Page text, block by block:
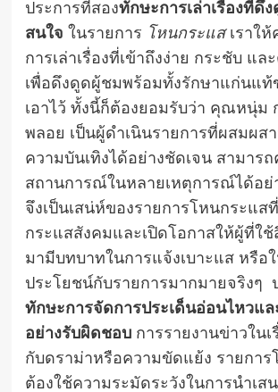
ประการที่สองทักษะการเล่าเรื่องที่ดึ
สนใจ ในรายการ โหนกระแสเราให้
การเล่าเรื่องที่เข้าถึงง่าย กระชับ แล
เพื่อดึงดูดผู้ชมพร้อมทั้งรักษาแก่นแท้
เอาไว้ ทั้งนี้ก็ต้องยอมรับว่า คุณหนุ่ม
พลอย เป็นผู้ดำเนินรายการที่ผสมผสา
ความบันเทิงได้อย่างชัดเจน สามาร
สถานการณ์ในหลายเหตุการณ์ได้อย่
จึงเป็นเสน่ห์ของรายการโหนกระแส
กระแสสังคมและเปิดโอกาสให้ผู้ที่ใช้
มามีบทบาทในการแจ้งเบาะแส หรือ
ประโยชน์กับรายการมากมายจริงๆ
ทักษะการจัดการประเด็นอ่อนไหวแล
อย่างรับผิดชอบการรายงานข่าวในเ
กับดราม่าหรือความขัดแย้ง รายการ
ต้องใช้ความระมัดระวังในการนำเส